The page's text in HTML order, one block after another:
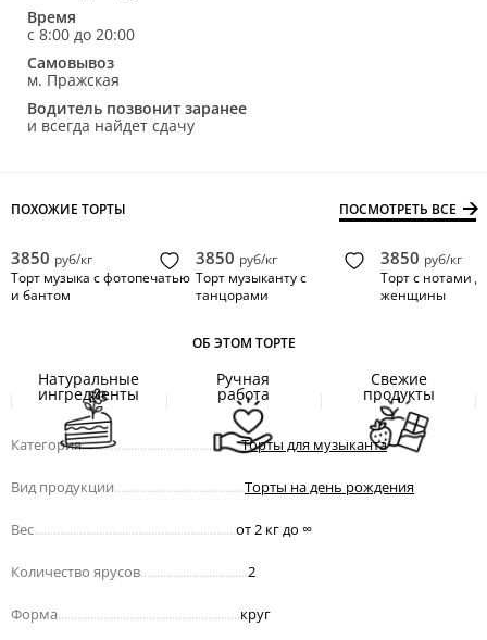
Время
с 8:00 до 20:00
Самовывоз
м. Пражская
Водитель позвонит заранее
и всегда найдет сдачу
ПОХОЖИЕ ТОРТЫ ПОСМОТРЕТЬ ВСЕ
3850 руб/кг
Торт музыка с фотопечатью
и бантом
3850 руб/кг
Торт музыканту с
танцорами
3850 руб/кг
Торт с нотами
женщины
ОБ ЭТОМ ТОРТЕ
Натуральные
ингредиенты
Ручная
работа
Свежие
продукты
Категория.................................................Торты для музыканта
Вид продукции Торты на день рождения
Вес от 2 кг до ∞
Количество ярусов 2
Форма круг